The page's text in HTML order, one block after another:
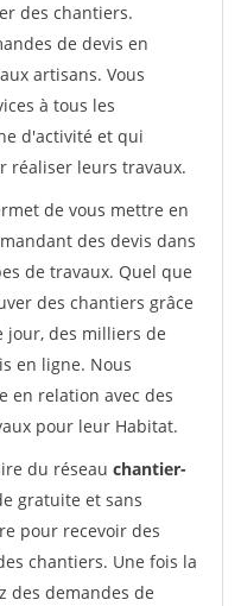
des chantiers.
de devis en
artisans. Vous
à tous les
d'activité et qui
réaliser leurs travaux.
de vous mettre en
des devis dans
de travaux. Quel que
des chantiers grâce
jour, des milliers de
en ligne. Nous
en relation avec des
pour leur Habitat.
du réseau chantier-
gratuite et sans
pour recevoir des
chantiers. Une fois la
des demandes de